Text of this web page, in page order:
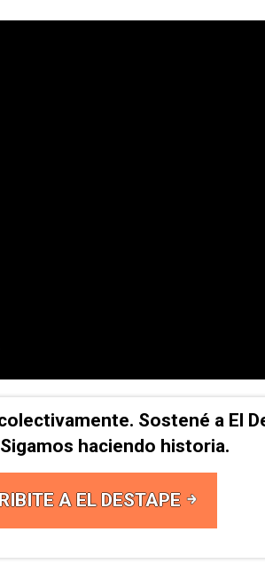
Sostené a El
haciendo historia.
A EL DESTAPE